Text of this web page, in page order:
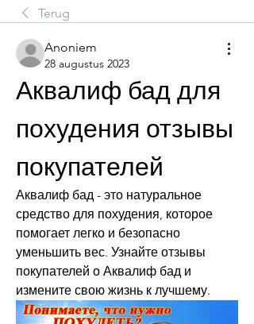
Terug
Anoniem
28 augustus 2023
Аквалиф бад для
похудения отзывы
покупателей
Аквалиф бад - это натуральное
средство для похудения, которое
помогает легко и безопасно
уменьшить вес. Узнайте отзывы
покупателей о Аквалиф бад и
измените свою жизнь к лучшему.